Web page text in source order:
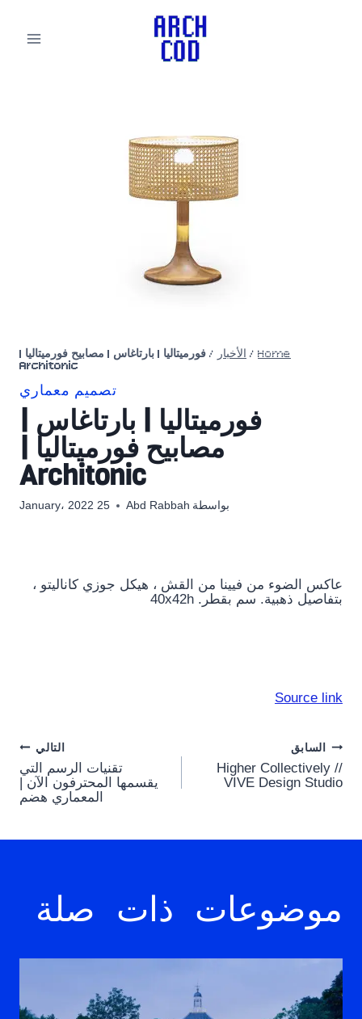
Home
/ الأخبار / فورميتاليا | بارتاغاس | مصابيح فورميتاليا |
Architonic
تصميم معماري
فورميتاليا | بارتاغاس |
مصابيح فورميتاليا |
Architonic
بواسطة Abd Rabbah 25 January، 2022
عاكس الضوء من فيينا من القش ، هيكل جوزي كاناليتو ،
بتفاصيل ذهبية. سم بقطر. 40x42h
Source link
Post
navigation
السابق
Higher Collectively //
VIVE Design Studio
التالي
تقنيات الرسم التي
يقسمها المحترفون الآن |
المعماري هضم
موضوعات ذات صلة